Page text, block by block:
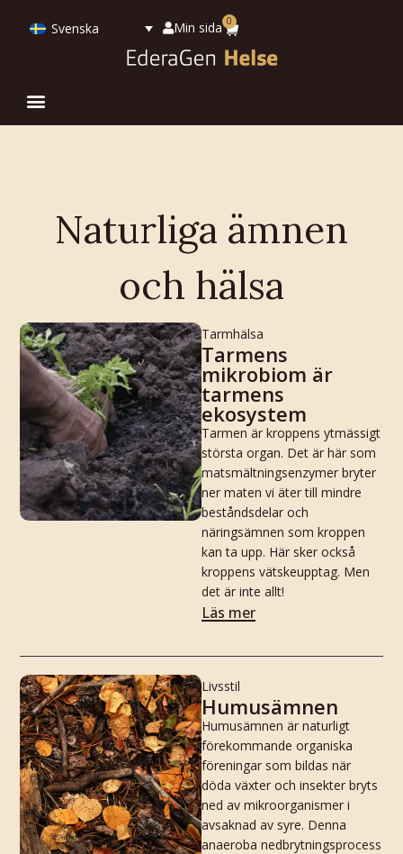
Svenska Min sida 0
Naturliga ämnen
och hälsa
Tarmhälsa
Tarmens
mikrobiom är
tarmens
ekosystem
Tarmen är kroppens ytmässigt
största organ. Det är här som
matsmältningsenzymer bryter
ner maten vi äter till mindre
beståndsdelar och
näringsämnen som kroppen
kan ta upp. Här sker också
kroppens vätskeupptag. Men
det är inte allt!
Läs mer
Livsstil
Humusämnen
Humusämnen är naturligt
förekommande organiska
föreningar som bildas när
döda växter och insekter bryts
ned av mikroorganismer i
avsaknad av syre. Denna
anaeroba nedbrytningsprocess